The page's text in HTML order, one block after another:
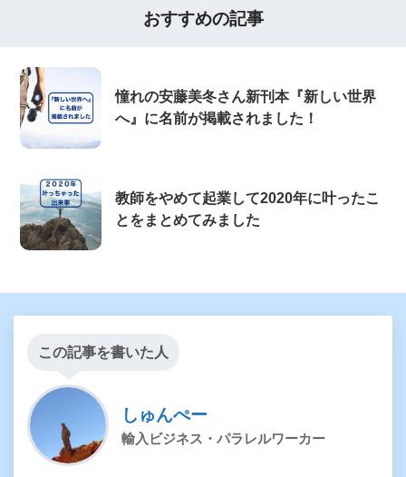
おすすめの記事
憧れの安藤美冬さん新刊本『新しい世界
へ』に名前が掲載されました！
教師をやめて起業して2020年に叶ったこ
とをまとめてみました
この記事を書いた人
しゅんぺー
輸入ビジネス・パラレルワーカー